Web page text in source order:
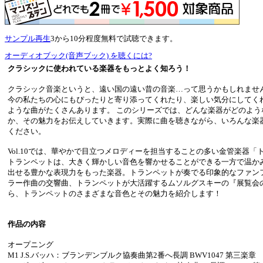
サンプル再生3から10分程度無料で試聴できます。
オーディオブック(音声ブック) を聴くには?
クラシックに使われている楽器をもっとよく知ろう！
クラシック音楽というと、遠い国の遠い昔の音楽…って思うかもしれませ
今の私たちの心にもぴったりと寄り添ってくれたり、楽しい気分にしてく
ような曲がたくさんあります。 このシリーズでは、どんな楽器がどのよ
か、その魅力をお伝えしていきます。実際に曲を聴きながら、いろんな楽
ください。
Vol.10では、華やかで目立つメロディーを担当することの多い金管楽器「
トランペットは、大きく輝かしい音色を響かせることができる一方で温
出せる豊かな表現力をもった楽器。トランペットが奏でる印象的なファン
ラー作曲の交響曲、トランペットが大活躍するムソルグスキーの『展覧会
ら、トランペットのさまざまな音色とその魅力を紹介します！
作品の内容
オープニング
M1 J.S.バッハ：ブランデンブルク協奏曲第2番へ長調 BWV1047 第三楽章